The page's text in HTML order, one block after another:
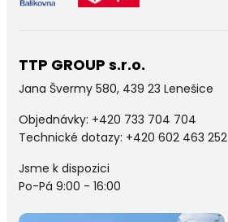
TTP GROUP s.r.o.
Jana Švermy 580, 439 23 Lenešice
Objednávky: +420 733 704 704
Technické dotazy: +420 602 463 252
Jsme k dispozici
Po-Pá 9:00 - 16:00